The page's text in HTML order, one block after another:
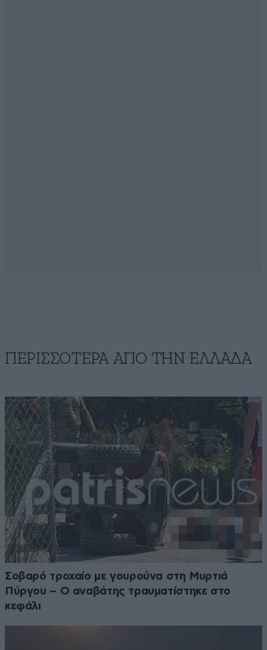
ΠΕΡΙΣΣΟΤΕΡΑ ΑΠΟ ΤΗΝ ΕΛΛΑΔΑ
Σοβαρό τροχαίο με γουρούνα στη Μυρτιά
Πύργου – Ο αναβάτης τραυματίστηκε στο
κεφάλι